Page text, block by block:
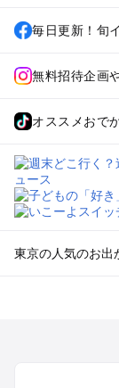
毎日更新！旬
無料招待企画
オススメおで
東京の人気のお出